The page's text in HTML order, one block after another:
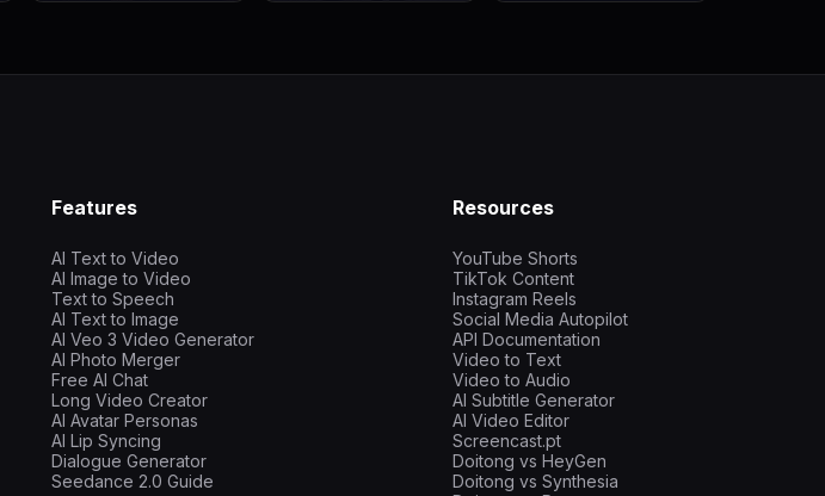
Features
AI Text to Video
AI Image to Video
Text to Speech
AI Text to Image
AI Veo 3 Video Generator
AI Photo Merger
Free AI Chat
Long Video Creator
AI Avatar Personas
AI Lip Syncing
Dialogue Generator
Seedance 2.0 Guide
Resources
YouTube Shorts
TikTok Content
Instagram Reels
Social Media Autopilot
API Documentation
Video to Text
Video to Audio
AI Subtitle Generator
AI Video Editor
Screencast.pt
Doitong vs HeyGen
Doitong vs Synthesia